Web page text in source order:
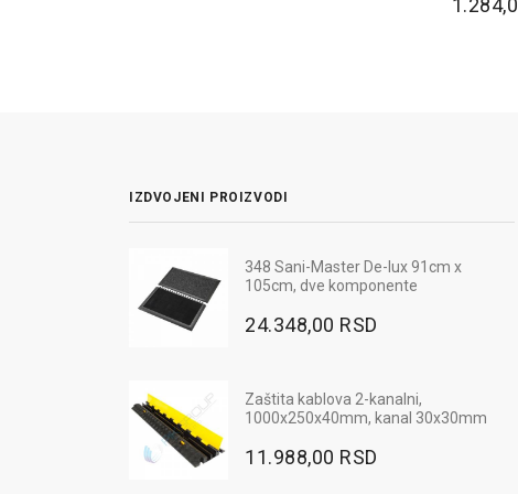
IZDVOJENI PROIZVODI
348 Sani-Master De-lux 91cm x
105cm, dve komponente
24.348,00 RSD
Zaštita kablova 2-kanalni,
1000x250x40mm, kanal 30x30mm
11.988,00 RSD
Radna bluza MAX NEO - boja plava
3.060,00 RSD
Ugaoni odbojnik od gume,
800x100x10mm, pravougaoni,
crno-žuti
948,00 RSD